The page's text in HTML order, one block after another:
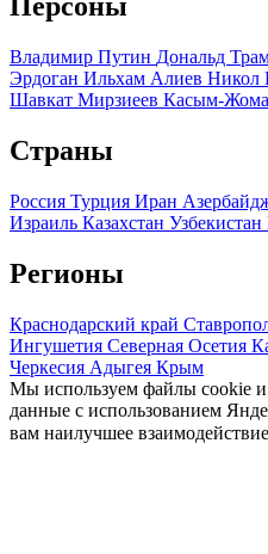
Персоны
Владимир Путин Дональд
Эрдоган Ильхам Алиев Никол
Шавкат Мирзиеев Касым-
Страны
Россия Турция Иран
Израиль Казахстан Узбекистан
Регионы
Краснодарский край
Ингушетия Северная Осетия
Черкесия Адыгея Крым
Мы используем файлы cookie и
данные с использованием
вам наилучшее